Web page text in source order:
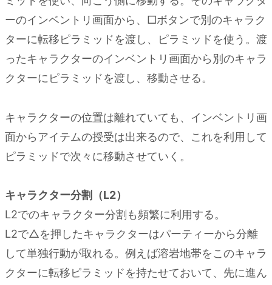
ーのインベントリ画面から、□ボタンで別のキャラク
ターに転移ピラミッドを渡し、ピラミッドを使う。渡
ったキャラクターのインベントリ画面から別のキャラ
クターにピラミッドを渡し、移動させる。
キャラクターの位置は離れていても、インベントリ画
面からアイテムの授受は出来るので、これを利用して
ピラミッドで次々に移動させていく。
キャラクター分割（L2）
L2でのキャラクター分割も頻繁に利用する。
L2で△を押したキャラクターはパーティーから分離
して単独行動が取れる。例えば溶岩地帯をこのキャラ
クターに転移ピラミッドを持たせておいて、先に進ん